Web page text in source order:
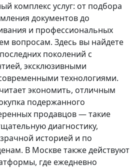
комплекс услуг: от подбора
документов до
и профессиональных
вопросам. Здесь вы найдете
поколений с
эксклюзивными
технологиями.
экономить, отличным
подержанного
продавцов — такие
диагностику,
историей и по
В Москве также действуют
где ежедневно